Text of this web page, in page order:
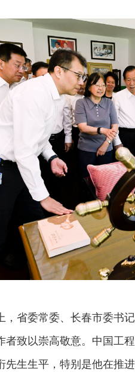
，省委常委、长春市委书
者致以崇高敬意。中国工
先生生平，特别是他在推